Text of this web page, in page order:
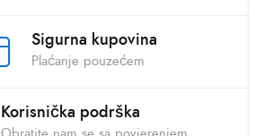
Sigurna kupovina
Plaćanje pouzećem
Korisnička podrška